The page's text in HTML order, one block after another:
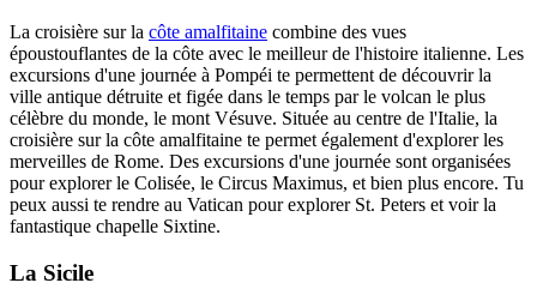
La croisière sur la côte amalfitaine combine des vues
époustouflantes de la côte avec le meilleur de l'histoire italienne. Les
excursions d'une journée à Pompéi te permettent de découvrir la
ville antique détruite et figée dans le temps par le volcan le plus
célèbre du monde, le mont Vésuve. Située au centre de l'Italie, la
croisière sur la côte amalfitaine te permet également d'explorer les
merveilles de Rome. Des excursions d'une journée sont organisées
pour explorer le Colisée, le Circus Maximus, et bien plus encore. Tu
peux aussi te rendre au Vatican pour explorer St. Peters et voir la
fantastique chapelle Sixtine.
La Sicile